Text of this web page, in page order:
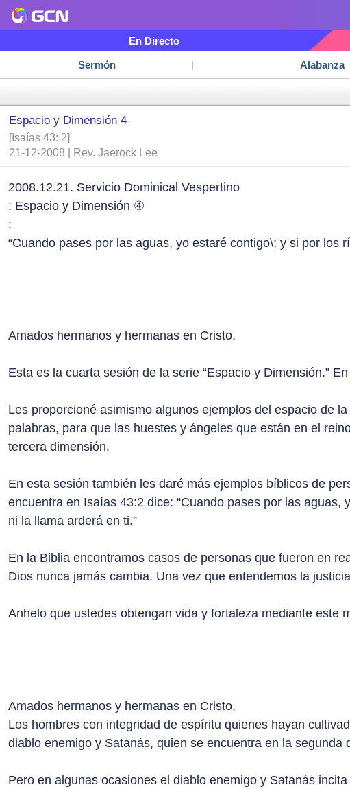
En Directo
Sermón Alabanza
Espacio y Dimensión 4
[Isaías 43: 2]
21-12-2008 | Rev. Jaerock Lee
2008.12.21. Servicio Dominical Vespertino
: Espacio y Dimensión ④
:
“Cuando pases por las aguas, yo estaré contigo\; y si por
Amados hermanos y hermanas en Cristo,
Esta es la cuarta sesión de la serie “Espacio y Dimensión.”
Les proporcioné asimismo algunos ejemplos del espacio de
palabras, para que las huestes y ángeles que están en el
tercera dimensión.
En esta sesión también les daré más ejemplos bíblicos de
encuentra en Isaías 43:2 dice: “Cuando pases por las
ni la llama arderá en ti.”
En la Biblia encontramos casos de personas que fueron en
Dios nunca jamás cambia. Una vez que entendemos la
Anhelo que ustedes obtengan vida y fortaleza mediante este
Amados hermanos y hermanas en Cristo,
Los hombres con integridad de espíritu quienes hayan
diablo enemigo y Satanás, quien se encuentra en la segunda
Pero en algunas ocasiones el diablo enemigo y Satanás